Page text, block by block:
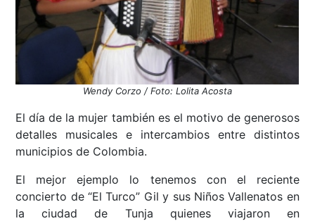
Wendy Corzo / Foto: Lolita Acosta
El día de la mujer también es el motivo de generosos
detalles musicales e intercambios entre distintos
municipios de Colombia.
El mejor ejemplo lo tenemos con el reciente
concierto de “El Turco” Gil y sus Niños Vallenatos en
la ciudad de Tunja quienes viajaron en